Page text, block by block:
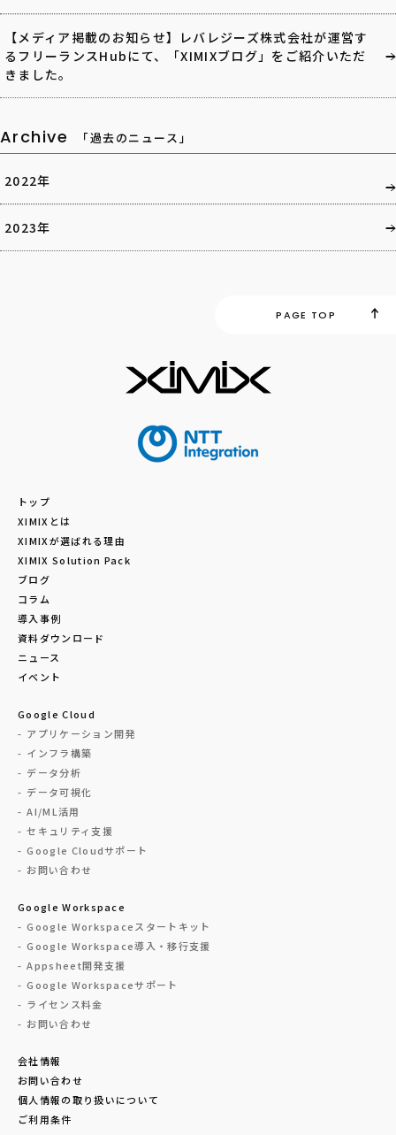
【メディア掲載のお知らせ】レバレジーズ株式会社が運営す
るフリーランスHubにて、「XIMIXブログ」をご紹介いただ
きました。
Archive 「過去のニュース」
2022年
2023年
PAGE TOP
トップ
XIMIXとは
XIMIXが選ばれる理由
XIMIX Solution Pack
ブログ
コラム
導入事例
資料ダウンロード
ニュース
イベント
Google Cloud
アプリケーション開発
インフラ構築
データ分析
データ可視化
AI/ML活用
セキュリティ支援
Google Cloudサポート
お問い合わせ
Google Workspace
Google Workspaceスタートキット
Google Workspace導入・移行支援
Appsheet開発支援
Google Workspaceサポート
ライセンス料金
お問い合わせ
会社情報
お問い合わせ
個人情報の取り扱いについて
ご利用条件